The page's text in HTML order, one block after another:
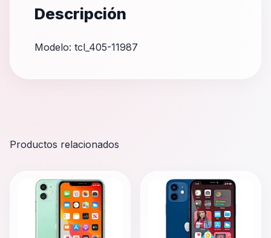
Descripción
Modelo: tcl_405-11987
Productos relacionados